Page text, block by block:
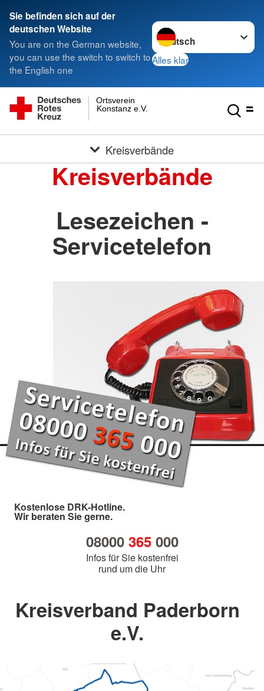
Sie befinden sich auf der
deutschen Website
You are on the German website,
you can use the switch to switch to
the English one
Sprache wechseln zu
Alles klar
Konstanz e.V.
Ortsverein
Kreisverbände
Kreisverbände
Lesezeichen -
Servicetelefon
Kostenlose DRK-Hotline.
Wir beraten Sie gerne.
08000 365000
Infos für Sie kostenfrei
rund um die Uhr
Kreisverband Paderborn
e.V.